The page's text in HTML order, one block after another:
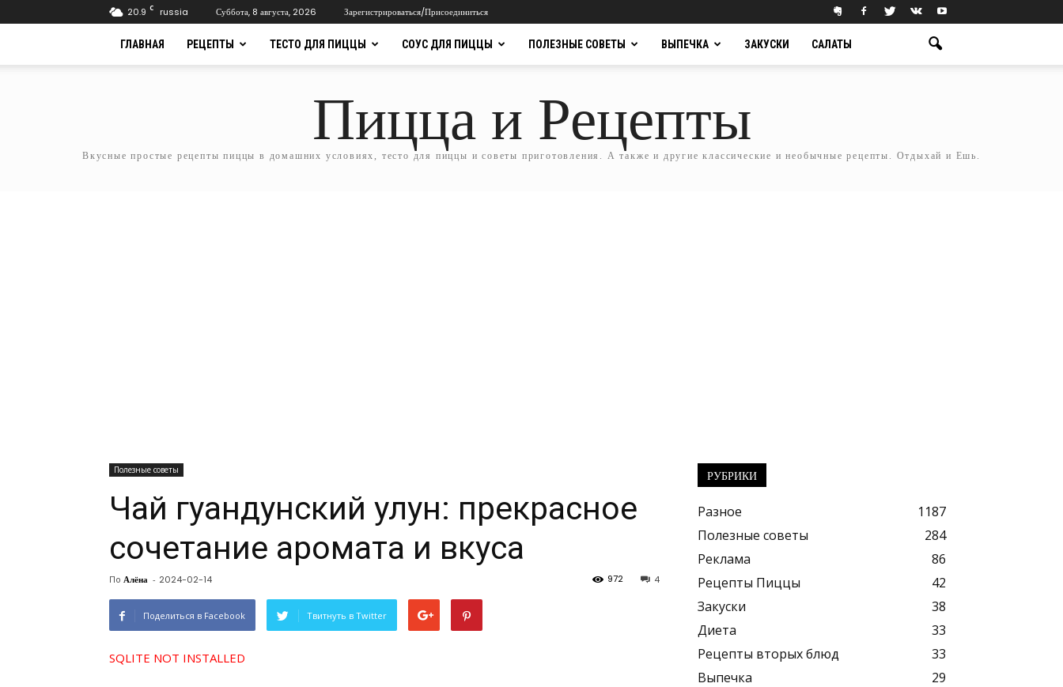
20.9 C russia Суббота, 8 августа, 2026 Зарегистрироваться/Присоединиться
ГЛАВНАЯ РЕЦЕПТЫ ТЕСТО ДЛЯ ПИЦЦЫ СОУС ДЛЯ ПИЦЦЫ ПОЛЕЗНЫЕ СОВЕТЫ ВЫПЕЧКА ЗАКУСКИ САЛАТЫ
Пицца и Рецепты
Вкусные простые рецепты пиццы в домашних условиях, тесто для пиццы и советы приготовления. А также и другие классические и необычные рецепты. Отдыхай и Ешь.
Полезные советы
Чай гуандунский улун: прекрасное
сочетание аромата и вкуса
По Алёна - 2024-02-14 4
972
Поделиться в Facebook Твитнуть в Twitter
SQLITE NOT INSTALLED
РУБРИКИ
Разное
1187
Полезные советы
284
Реклама
86
Рецепты Пиццы
42
Закуски
38
Диета
33
Рецепты вторых блюд
33
Выпечка
29